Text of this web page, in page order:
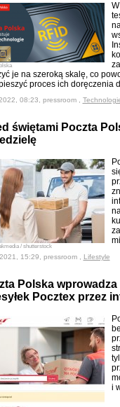
je na szeroką skalę, co
proces ich doręczenia
08:23, pressroom ,
świętami Poczta
/ shutterstock
15:29, pressroom , Lifestyle
Polska
Pocztex przez
i